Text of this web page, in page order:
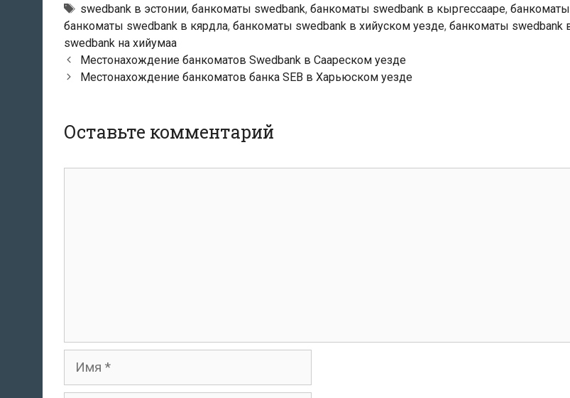
Тэги
swedbank в эстонии, банкоматы swedbank, банкоматы swedbank в кыргессааре,
банкоматы swedbank в кярдла, банкоматы swedbank в хийуском уезде, банкоматы swedbank
swedbank на хийумаа
Навигация
по
Местонахождение банкоматов Swedbank в Саареском уезде
Местонахождение банкоматов банка SEB в Харьюском уезде
Оставьте комментарий
Имя